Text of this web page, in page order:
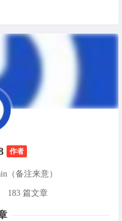
作者
（备注来意）
183 篇文章